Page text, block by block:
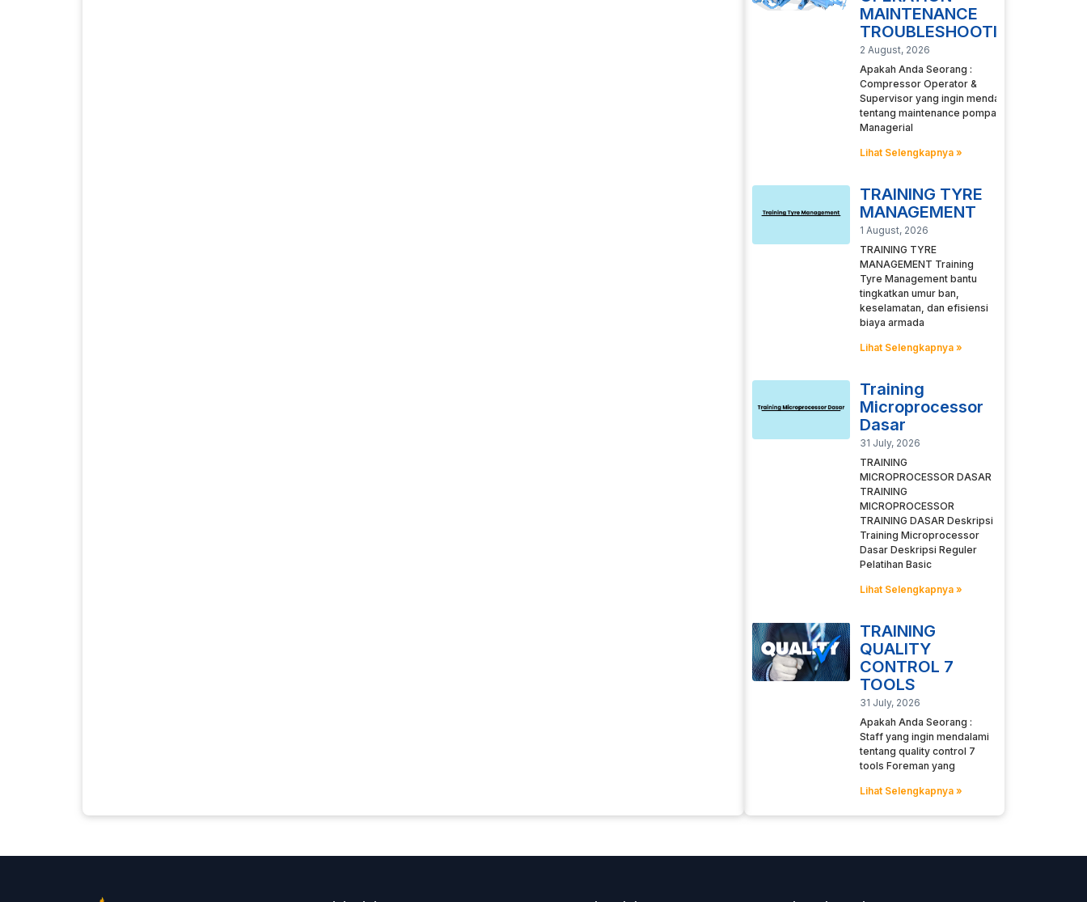
MAINTENANCE
TROUBLESHOOTING
2 August, 2026
Apakah Anda Seorang :
Compressor Operator &
Supervisor yang ingin mendalami
tentang maintenance pompa
Managerial
Lihat Selengkapnya »
TRAINING TYRE
MANAGEMENT
1 August, 2026
TRAINING TYRE
MANAGEMENT Training
Tyre Management bantu
tingkatkan umur ban,
keselamatan, dan efisiensi
biaya armada
Lihat Selengkapnya »
Training
Microprocessor
Dasar
31 July, 2026
TRAINING
MICROPROCESSOR DASAR
TRAINING
MICROPROCESSOR
TRAINING DASAR Deskripsi
Training Microprocessor
Dasar Deskripsi Reguler
Pelatihan Basic
Lihat Selengkapnya »
TRAINING
QUALITY
CONTROL 7
TOOLS
31 July, 2026
Apakah Anda Seorang :
Staff yang ingin mendalami
tentang quality control 7
tools Foreman yang
Lihat Selengkapnya »